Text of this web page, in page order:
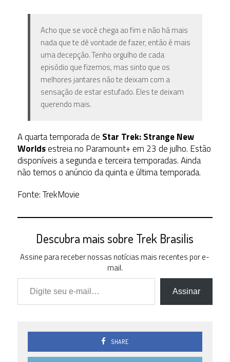
Acho que se você chega ao fim e não há mais
nada que te dê vontade de fazer, então é mais
uma decepção. Tenho orgulho de cada
episódio que fizemos, mas sinto que os
melhores jantares não te deixam com a
sensação de estar estufado. Eles te deixam
querendo mais.
A quarta temporada de Star Trek: Strange New
Worldsestreia no Paramount+ em 23 de julho. Estão
disponíveis a segunda e terceira temporadas. Ainda
não temos o anúncio da quinta e última temporada.
Fonte: TrekMovie
Descubra mais sobre Trek Brasilis
Assine para receber nossas notícias mais recentes por e-
mail.
Digite seu e-mail…
Assinar
SHARE